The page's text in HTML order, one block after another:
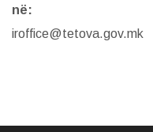
në:
iroffice@tetova.gov.mk